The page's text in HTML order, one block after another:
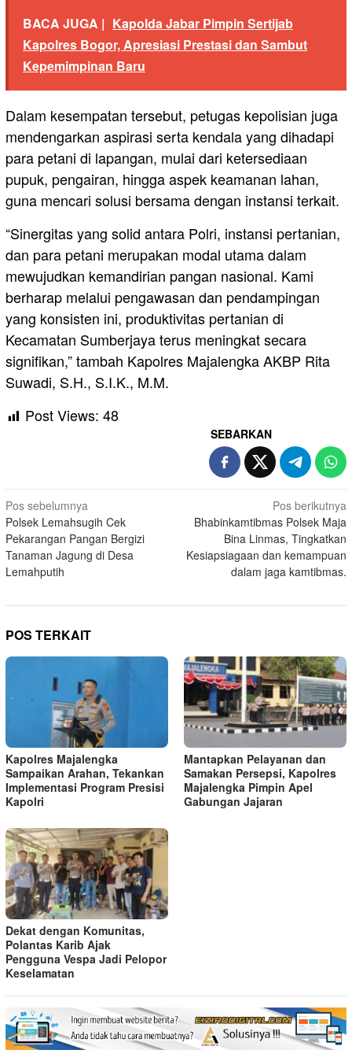
BACA JUGA | Kapolda Jabar Pimpin Sertijab
Kapolres Bogor, Apresiasi Prestasi dan Sambut
Kepemimpinan Baru
Dalam kesempatan tersebut, petugas kepolisian juga
mendengarkan aspirasi serta kendala yang dihadapi
para petani di lapangan, mulai dari ketersediaan
pupuk, pengairan, hingga aspek keamanan lahan,
guna mencari solusi bersama dengan instansi terkait.
“Sinergitas yang solid antara Polri, instansi pertanian,
dan para petani merupakan modal utama dalam
mewujudkan kemandirian pangan nasional. Kami
berharap melalui pengawasan dan pendampingan
yang konsisten ini, produktivitas pertanian di
Kecamatan Sumberjaya terus meningkat secara
signifikan,” tambah Kapolres Majalengka AKBP Rita
Suwadi, S.H., S.I.K., M.M.
Post Views: 48
SEBARKAN
Navigasi
pos
Pos sebelumnya
Polsek Lemahsugih Cek
Pekarangan Pangan Bergizi
Tanaman Jagung di Desa
Lemahputih
Pos berikutnya
Bhabinkamtibmas Polsek Maja
Bina Linmas, Tingkatkan
Kesiapsiagaan dan kemampuan
dalam jaga kamtibmas.
POS TERKAIT
Kapolres Majalengka
Sampaikan Arahan, Tekankan
Implementasi Program Presisi
Kapolri
Mantapkan Pelayanan dan
Samakan Persepsi, Kapolres
Majalengka Pimpin Apel
Gabungan Jajaran
Dekat dengan Komunitas,
Polantas Karib Ajak
Pengguna Vespa Jadi Pelopor
Keselamatan